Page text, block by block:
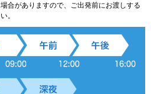
合がありますので、ご出発前にお渡しする
。